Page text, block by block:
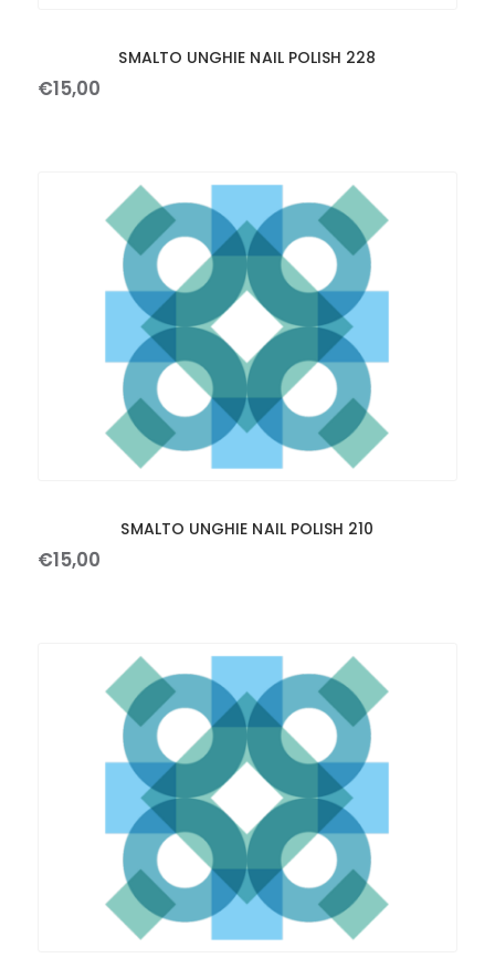
SMALTO UNGHIE NAIL POLISH 228
€15,00
SMALTO UNGHIE NAIL POLISH 210
€15,00